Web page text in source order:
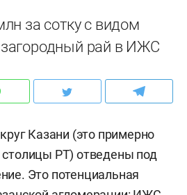
за сотку с видом
загородный рай в ИЖС
Казани (это примерно
РТ) отведены под
Это потенциальная